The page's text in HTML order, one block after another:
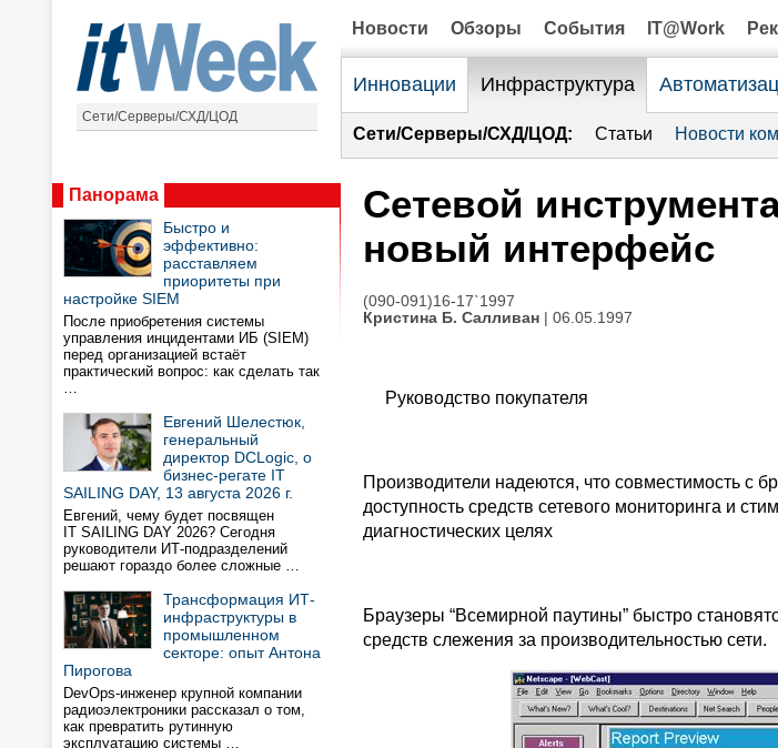
Сети/Серверы/СХД/ЦОД
Новости Обзоры События IT@Work
Инновации Инфраструктура
Сети/Серверы/СХД/ЦОД: Статьи Новости
Панорама
Быстро и
эффективно:
расставляем
приоритеты при
настройке SIEM
После приобретения системы
управления инцидентами ИБ (SIEM)
перед организацией встаёт
практический вопрос: как сделать так
…
Евгений Шелестюк,
генеральный
директор DCLogic, о
бизнес-регате IT
SAILING DAY, 13 августа 2026 г.
Евгений, чему будет посвящен
IT SAILING DAY 2026? Сегодня
руководители ИТ-подразделений
решают гораздо более сложные …
Трансформация ИТ-
инфраструктуры в
промышленном
секторе: опыт Антона
Пирогова
DevOps-инженер крупной компании
радиоэлектроники рассказал о том,
как превратить рутинную
эксплуатацию системы …
Сетевой
новый интерфейс
(090-091)16-17`1997
Кристина Б. Салливан | 06.05.1997
Руководство покупателя
Производители надеются, что совместимость с
доступность средств сетевого мониторинга и
диагностических целях
Браузеры “Всемирной паутины” быстро
средств слежения за производительностью сети.